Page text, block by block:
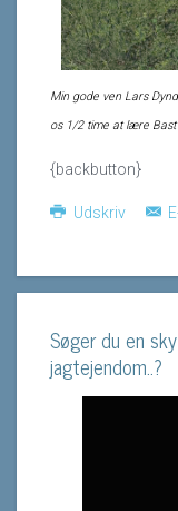
Min gode ven Lars
os 1/2 time at lære
{backbutton}
Udskriv
Søger du en
jagtejendom..?